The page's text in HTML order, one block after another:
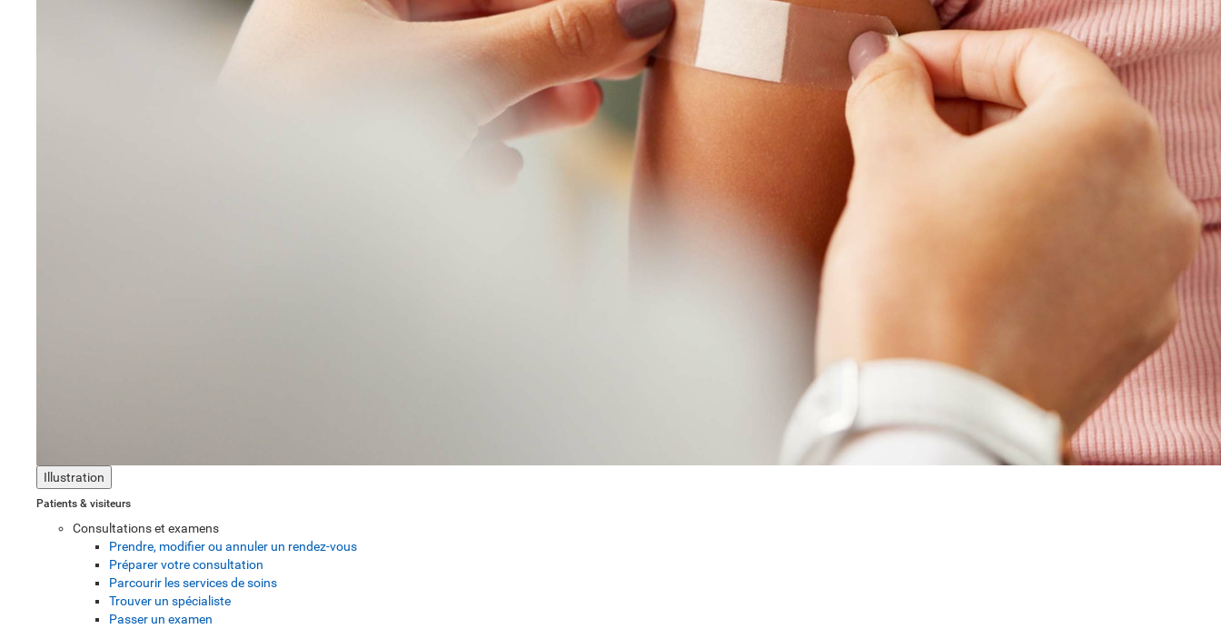
Illustration
Patients & visiteurs
Consultations et examens
Prendre, modifier ou annuler un rendez-vous
Préparer votre consultation
Parcourir les services de soins
Trouver un spécialiste
Passer un examen